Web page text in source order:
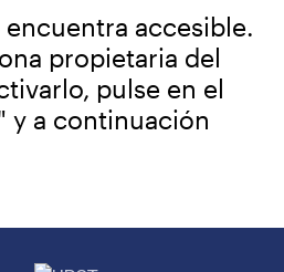
accesible.
propietaria del
pulse en el
y a continuación